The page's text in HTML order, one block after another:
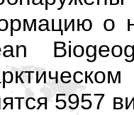
о
5957